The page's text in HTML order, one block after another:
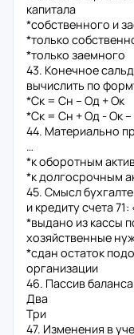
капитала
*собственного и
*только
*только заемного
43. Конечное
вычислить по
*Ск = Сн – Од + Ок
*Ск = Сн + Од - Ок
44. Материально
…
*к оборотным
*к долгосрочным
45. Смысл
и кредиту счета 71:
*выдано из кассы
хозяйственные
*сдан остаток
организации
46. Пассив
Два
Три
47. Изменения в